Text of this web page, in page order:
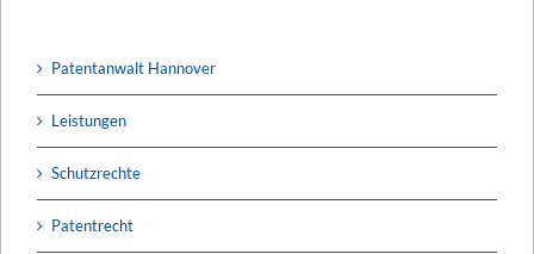
Patentanwalt Hannover
Leistungen
Schutzrechte
Patentrecht